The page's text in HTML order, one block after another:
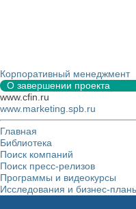
Корпоративный менеджмент
О завершении проекта
www.cfin.ru
www.marketing.spb.ru
Главная
Библиотека
Поиск компаний
Поиск пресс-релизов
Программы и видеокурсы
Исследования и бизнес-